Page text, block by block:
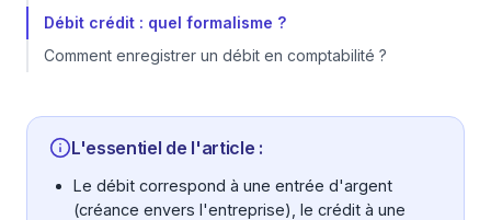
Débit crédit : quel formalisme ?
Comment enregistrer un débit en comptabilité ?
L'essentiel de l'article :
Le débit correspond à une entrée d'argent
(créance envers l'entreprise), le crédit à une